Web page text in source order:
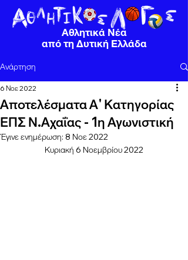
Αθλητικά Νέα
από τη Δυτική Ελλάδα
Ανάρτηση
Αποτελέσματα Α' Κατηγορίας
ΕΠΣ Ν.Αχαΐας - 1η Αγωνιστική
6 Νοε 2022
Έγινε ενημέρωση: 8 Νοε 2022
Κυριακή 6 Νοεμβρίου 2022